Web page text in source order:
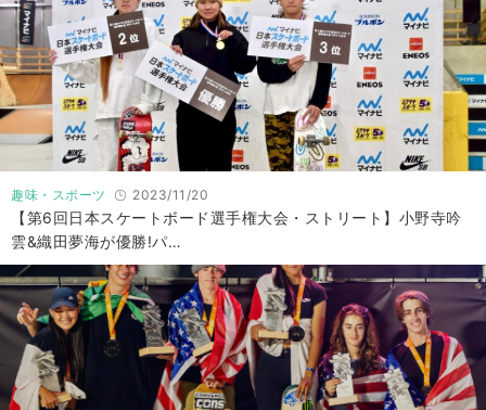
趣味・スポーツ 2023/11/20
【第6回日本スケートボード選手権大会・ストリート】小野寺吟
雲&織田夢海が優勝!パ…